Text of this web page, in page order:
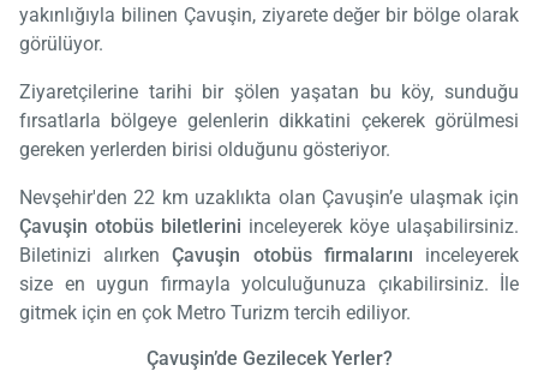
yakınlığıyla bilinen Çavuşin, ziyarete değer bir bölge olarak
görülüyor.
Ziyaretçilerine tarihi bir şölen yaşatan bu köy, sunduğu
fırsatlarla bölgeye gelenlerin dikkatini çekerek görülmesi
gereken yerlerden birisi olduğunu gösteriyor.
Nevşehir'den 22 km uzaklıkta olan Çavuşin’e ulaşmak için
Çavuşin otobüs biletlerini inceleyerek köye ulaşabilirsiniz.
Biletinizi alırkenÇavuşin otobüs firmalarını inceleyerek
size en uygun firmayla yolculuğunuza çıkabilirsiniz. İle
gitmek için en çok Metro Turizm tercih ediliyor.
Çavuşin’de Gezilecek Yerler?